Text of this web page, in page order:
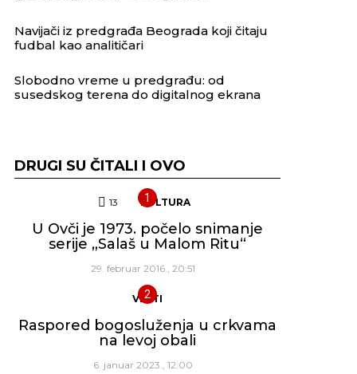
Navijači iz predgrađa Beograda koji čitaju
fudbal kao analitičari
Slobodno vreme u predgrađu: od
susedskog terena do digitalnog ekrana
DRUGI SU ČITALI I OVO
13 Komentara
KULTURA
U Ovči je 1973. počelo snimanje
serije „Salaš u Malom Ritu“
29. februar 2016., 20:51
VESTI
Raspored bogosluženja u crkvama
na levoj obali
6. januar 2023., 12:00